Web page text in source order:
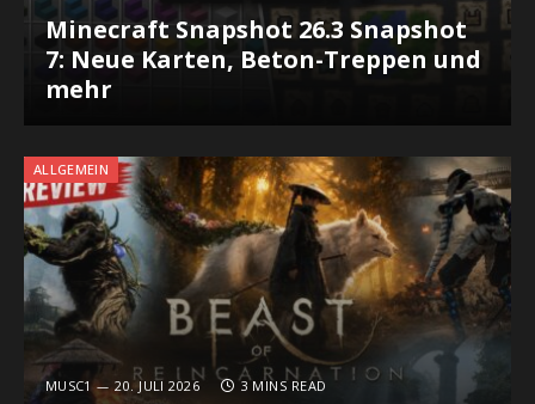
Minecraft Snapshot 26.3 Snapshot
7: Neue Karten, Beton-Treppen und
mehr
ALLGEMEIN
MUSC1 20. JULI 2026 3 MINS READ